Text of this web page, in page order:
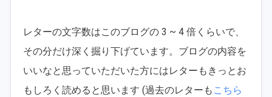
レターの文字数はこのブログの 3 ~ 4 倍くらいで、
その分だけ深く掘り下げています。ブログの内容を
いいなと思っていただいた方にはレターもきっとお
もしろく読めると思います (過去のレターも こちら